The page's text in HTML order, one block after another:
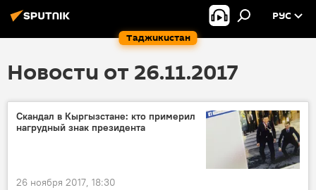
Таджикистан
РУС
Новости от 26.11.2017
Скандал в Кыргызстане: кто примерил
нагрудный знак президента
26 ноября 2017, 18:30